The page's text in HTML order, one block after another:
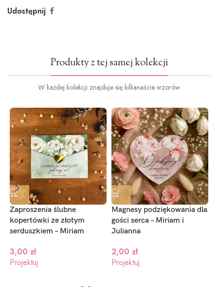
Udostępnij
Produkty z tej samej kolekcji
W każdej kolekcji znajduje się kilkanaście wzorów
Zaproszenia ślubne
kopertówki ze złotym
serduszkiem – Miriam
3,00 zł
Projektuj
Magnesy podziękowania dla
gości serca – Miriam i
Julianna
2,00 zł
Projektuj